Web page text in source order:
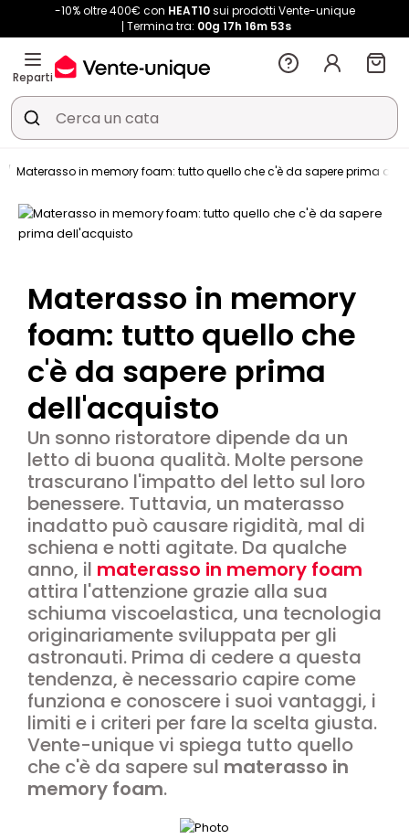
-10% oltre 400€ con HEAT10sui prodotti Vente-unique
Termina tra: 00g 17h 16m 53s
Reparti
Materasso in memory foam: tutto quello che c'è da sapere prima
Materasso in memory
foam: tutto quello che
c'è da sapere prima
dell'acquisto
Un sonno ristoratore dipende da un
letto di buona qualità. Molte persone
trascurano l'impatto del letto sul loro
benessere. Tuttavia, un materasso
inadatto può causare rigidità, mal di
schiena e notti agitate. Da qualche
anno, il materasso in memory foam
attira l'attenzione grazie alla sua
schiuma viscoelastica, una tecnologia
originariamente sviluppata per gli
astronauti. Prima di cedere a questa
tendenza, è necessario capire come
funziona e conoscere i suoi vantaggi, i
limiti e i criteri per fare la scelta giusta.
Vente-unique vi spiega tutto quello
che c'è da sapere sul materasso in
memory foam.